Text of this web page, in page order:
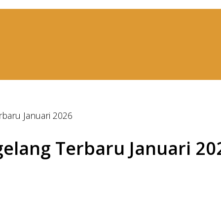
Januari 2026
Terbaru Januari